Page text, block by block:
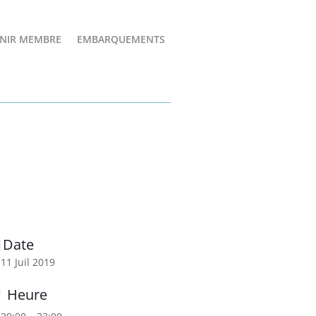
MEMBRE EMBARQUEMENTS
Date
11 Juil 2019
Heure